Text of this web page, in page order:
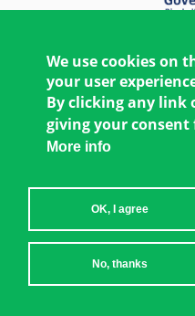
Copyright © 2026
We use cookies on
your user
By clicking any link
giving your consent
More info
OK, I agree
No, thanks